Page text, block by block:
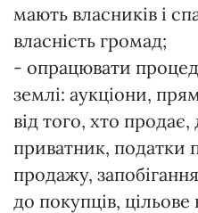
мають власників і
власність громад;
- опрацювати
землі: аукціони,
від того, хто
приватник, податки
продажу,
до покупців,